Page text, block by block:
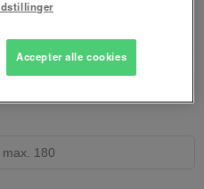
Accepter alle cookies